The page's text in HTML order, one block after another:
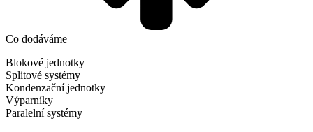
Co dodáváme
Blokové jednotky
Splitové systémy
Kondenzační jednotky
Výparníky
Paralelní systémy